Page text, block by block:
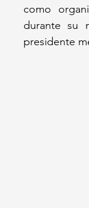
como
durante su
presidente